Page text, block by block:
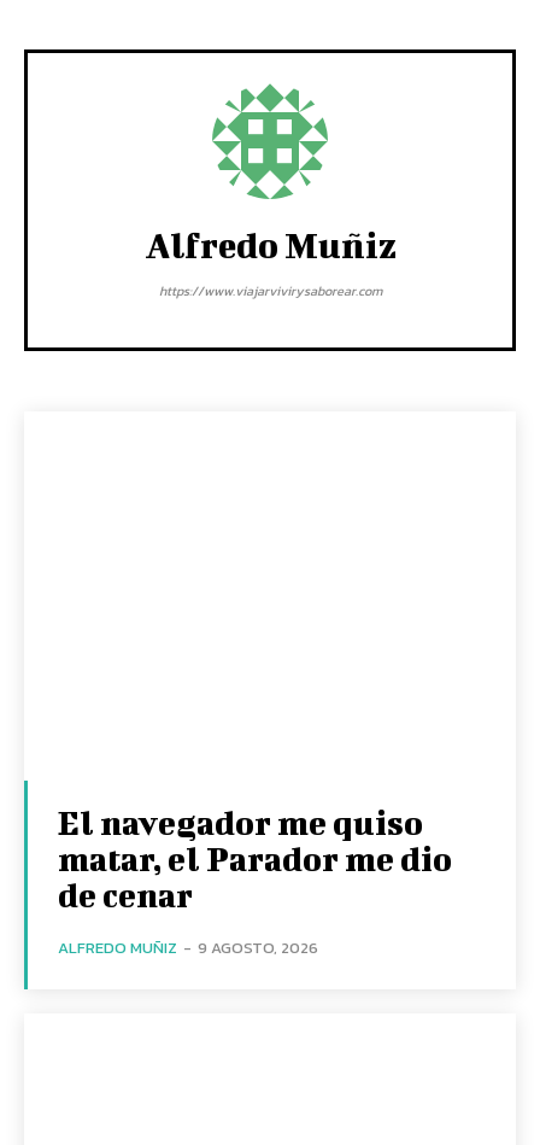
Alfredo Muñiz
https://www.viajarvivirysaborear.com
El navegador me quiso
matar, el Parador me dio
de cenar
ALFREDO MUÑIZ - 9 AGOSTO, 2026